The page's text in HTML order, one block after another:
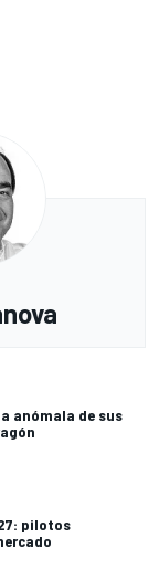
anómala de sus
pilotos